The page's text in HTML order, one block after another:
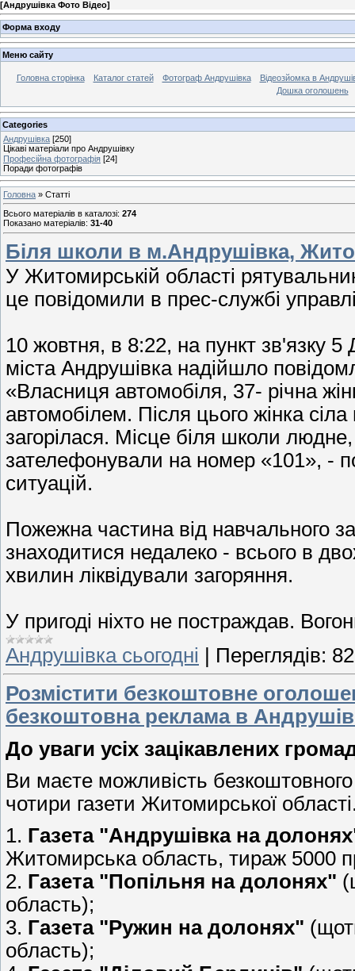
[Андрушівка Фото Відео]
Форма входу
Меню сайту
Головна сторінка Каталог статей Фотограф Андрушівка
Відеозйомка в
Дошка оголошень
Categories
Андрушівка [250]
Цікаві матеріали про Андрушівку
Професійна фотографія [24]
Поради фотографів
Головна » Статті
Всього матеріалів в каталозі: 274
Показано матеріалів: 31-40
Біля школи в м.Андрушівка,
У Житомирській області
це повідомили в прес-службі
10 жовтня, в 8:22, на пункт зв'язку
міста Андрушівка надійшло
«Власниця автомобіля, 37- річна
автомобілем. Після цього жінка
загорілася. Місце біля школи
зателефонували на номер «101», -
ситуацій.
Пожежна частина від навчального
знаходитися недалеко - всього в
хвилин ліквідували загоряння.
У пригоді ніхто не постраждав.
Андрушівка сьогодні
Переглядів:
Розмістити безкоштовне
безкоштовна реклама в
До уваги усіх зацікавлених
Ви маєте можливість
чотири газети Житомирської
1. Газета "Андрушівка на
Житомирська область, тираж 5000
2. Газета "Попільня на долонях"
область);
3. Газета "Ружин на долонях"
область);